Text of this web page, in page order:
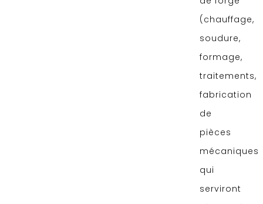
(chauffage,
soudure,
formage,
traitements,
fabrication
de
pièces
mécaniques
qui
serviront